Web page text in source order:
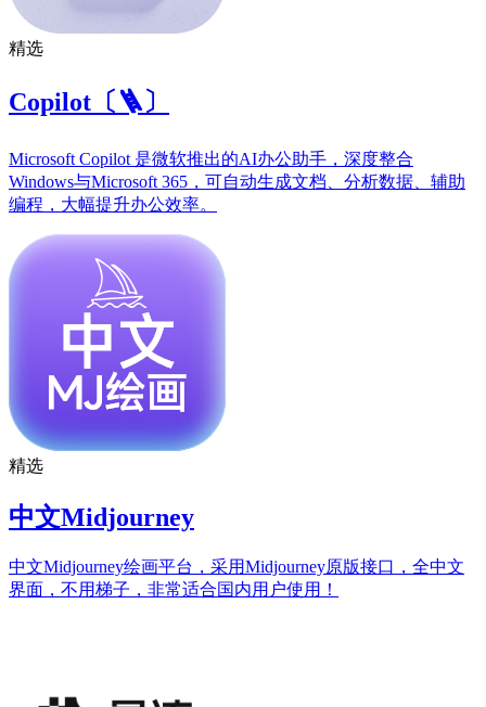
精选
Copilot〔🪜〕
Microsoft Copilot 是微软推出的AI办公助手，深度整合
Windows与Microsoft 365，可自动生成文档、分析数据、辅助
编程，大幅提升办公效率。
精选
中文Midjourney
中文Midjourney绘画平台，采用Midjourney原版接口，全中文
界面，不用梯子，非常适合国内用户使用！